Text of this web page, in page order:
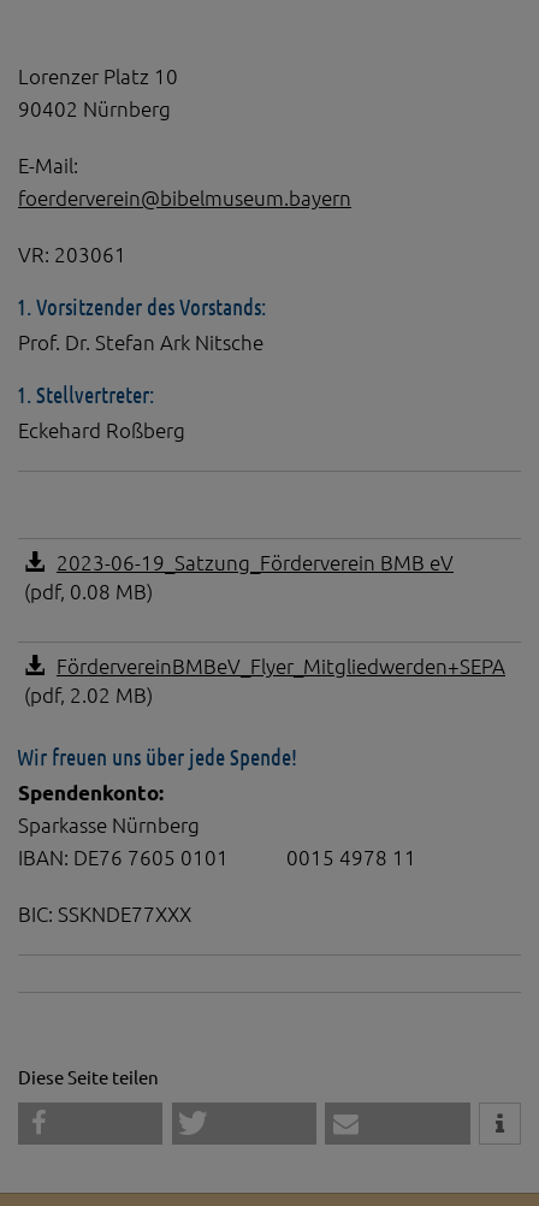
Lorenzer Platz 10
90402 Nürnberg
E-Mail:
foerderverein@bibelmuseum.bayern
VR: 203061
1. Vorsitzender des Vorstands:
Prof. Dr. Stefan Ark Nitsche
1. Stellvertreter:
Eckehard Roßberg
2023-06-19_Satzung_Förderverein BMB eV
(pdf, 0.08 MB)
FördervereinBMBeV_Flyer_Mitgliedwerden+SEPA
(pdf, 2.02 MB)
Wir freuen uns über jede Spende!
Spendenkonto:
Sparkasse Nürnberg
IBAN: DE76 7605 0101 0015 4978 11
BIC: SSKNDE77XXX
Diese Seite teilen